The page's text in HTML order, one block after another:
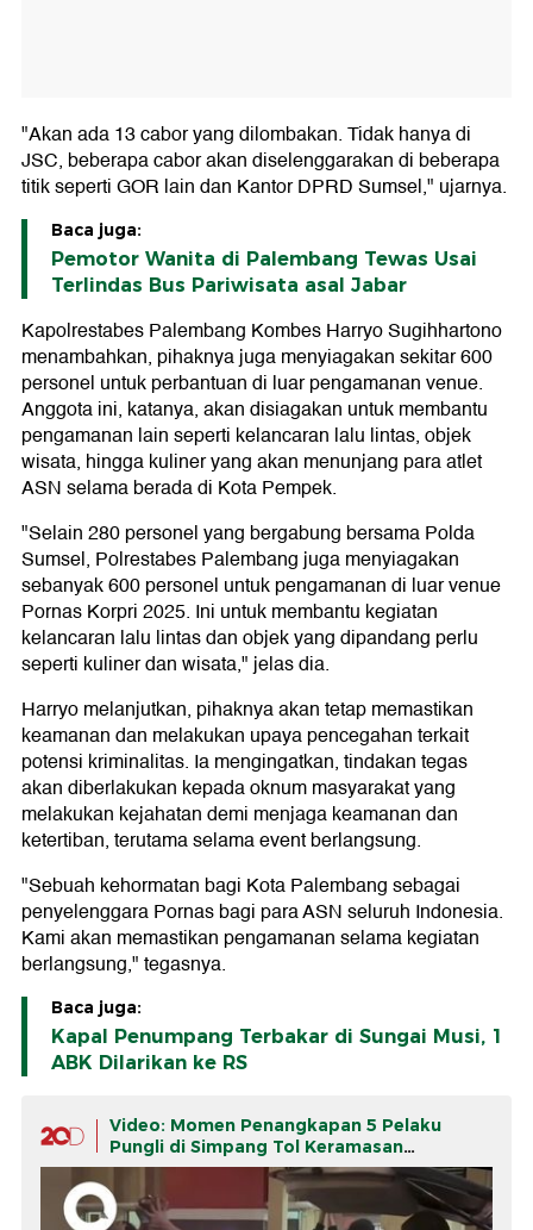
"Akan ada 13 cabor yang dilombakan. Tidak hanya di
JSC, beberapa cabor akan diselenggarakan di beberapa
titik seperti GOR lain dan Kantor DPRD Sumsel," ujarnya.
Baca juga:
Pemotor Wanita di Palembang Tewas Usai
Terlindas Bus Pariwisata asal Jabar
Kapolrestabes Palembang Kombes Harryo Sugihhartono
menambahkan, pihaknya juga menyiagakan sekitar 600
personel untuk perbantuan di luar pengamanan venue.
Anggota ini, katanya, akan disiagakan untuk membantu
pengamanan lain seperti kelancaran lalu lintas, objek
wisata, hingga kuliner yang akan menunjang para atlet
ASN selama berada di Kota Pempek.
"Selain 280 personel yang bergabung bersama Polda
Sumsel, Polrestabes Palembang juga menyiagakan
sebanyak 600 personel untuk pengamanan di luar venue
Pornas Korpri 2025. Ini untuk membantu kegiatan
kelancaran lalu lintas dan objek yang dipandang perlu
seperti kuliner dan wisata," jelas dia.
Harryo melanjutkan, pihaknya akan tetap memastikan
keamanan dan melakukan upaya pencegahan terkait
potensi kriminalitas. Ia mengingatkan, tindakan tegas
akan diberlakukan kepada oknum masyarakat yang
melakukan kejahatan demi menjaga keamanan dan
ketertiban, terutama selama event berlangsung.
"Sebuah kehormatan bagi Kota Palembang sebagai
penyelenggara Pornas bagi para ASN seluruh Indonesia.
Kami akan memastikan pengamanan selama kegiatan
berlangsung," tegasnya.
Baca juga:
Kapal Penumpang Terbakar di Sungai Musi, 1
ABK Dilarikan ke RS
Video: Momen Penangkapan 5 Pelaku
Pungli di Simpang Tol Keramasan
Palembang